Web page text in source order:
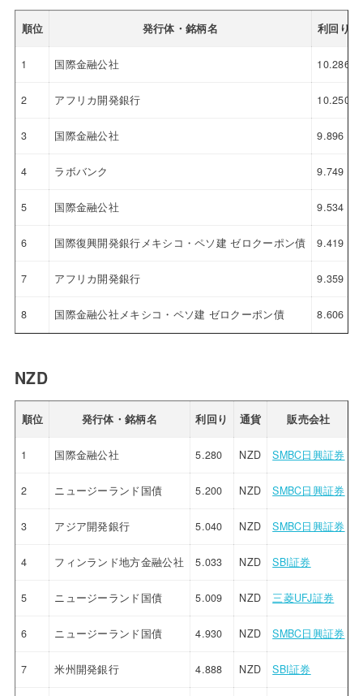
順位 発行体・銘柄名 利回り
1 国際金融公社 10.286
2 アフリカ開発銀行 10.250
3 国際金融公社 9.896
4 ラボバンク 9.749
5 国際金融公社 9.534
6 国際復興開発銀行メキシコ・ペソ建 ゼロクーポン債 9.419
7 アフリカ開発銀行 9.359
8 国際金融公社メキシコ・ペソ建 ゼロクーポン債 8.606
NZD
順位 発行体・銘柄名 利回り 通貨 販売会社
1 国際金融公社 5.280 NZD SMBC日興証券
2 ニュージーランド国債 5.200 NZD SMBC日興証券
3 アジア開発銀行 5.040 NZD SMBC日興証券
4 フィンランド地方金融公社 5.033 NZD SBI証券
5 ニュージーランド国債 5.009 NZD 三菱UFJ証券
6 ニュージーランド国債 4.930 NZD SMBC日興証券
7 米州開発銀行 4.888 NZD SBI証券